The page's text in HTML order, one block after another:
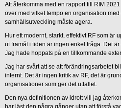
Att återkomma med en rapport till RIM
över med vilket tempo en organisation
samhällsutveckling måste agera.
Hur ett modernt, starkt, effektivt RF som är
ut framåt i tiden är ingen enkel fråga. Det
Jag hade hoppats på en tillkommande
Jag har svårt att se att förändringsarbetet
internt. Det är ingen kritik av RF, det är
organisationer som ger det utfallet.
Den nya definitionen av idrott vill jag
har läst den några gånger utan att förstå